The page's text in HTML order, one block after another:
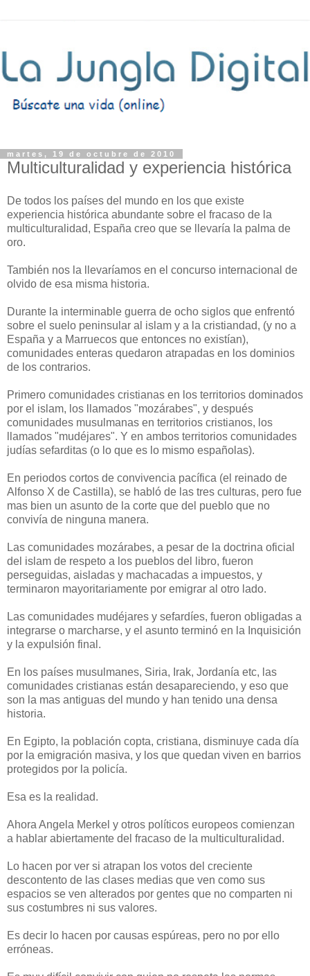
martes, 19 de octubre de 2010
Multiculturalidad y experiencia histórica
De todos los países del mundo en los que existe
experiencia histórica abundante sobre el fracaso de la
multiculturalidad, España creo que se llevaría la palma de
oro.
También nos la llevaríamos en el concurso internacional de
olvido de esa misma historia.
Durante la interminable guerra de ocho siglos que enfrentó
sobre el suelo peninsular al islam y a la cristiandad, (y no a
España y a Marruecos que entonces no existían),
comunidades enteras quedaron atrapadas en los dominios
de los contrarios.
Primero comunidades cristianas en los territorios dominados
por el islam, los llamados "mozárabes", y después
comunidades musulmanas en territorios cristianos, los
llamados "mudéjares". Y en ambos territorios comunidades
judías sefarditas (o lo que es lo mismo españolas).
En periodos cortos de convivencia pacífica (el reinado de
Alfonso X de Castilla), se habló de las tres culturas, pero fue
mas bien un asunto de la corte que del pueblo que no
convivía de ninguna manera.
Las comunidades mozárabes, a pesar de la doctrina oficial
del islam de respeto a los pueblos del libro, fueron
perseguidas, aisladas y machacadas a impuestos, y
terminaron mayoritariamente por emigrar al otro lado.
Las comunidades mudéjares y sefardíes, fueron obligadas a
integrarse o marcharse, y el asunto terminó en la Inquisición
y la expulsión final.
En los países musulmanes, Siria, Irak, Jordanía etc, las
comunidades cristianas están desapareciendo, y eso que
son la mas antiguas del mundo y han tenido una densa
historia.
En Egipto, la población copta, cristiana, disminuye cada día
por la emigración masiva, y los que quedan viven en barrios
protegidos por la policía.
Esa es la realidad.
Ahora Angela Merkel y otros políticos europeos comienzan
a hablar abiertamente del fracaso de la multiculturalidad.
Lo hacen por ver si atrapan los votos del creciente
descontento de las clases medias que ven como sus
espacios se ven alterados por gentes que no comparten ni
sus costumbres ni sus valores.
Es decir lo hacen por causas espúreas, pero no por ello
erróneas.